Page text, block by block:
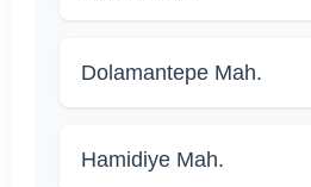
Dolamantepe Mah.
Hamidiye Mah.